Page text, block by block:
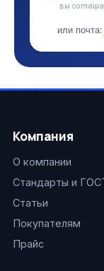
вы
или почта:
Компания
О компании
Стандарты и
Статьи
Покупателям
Прайс